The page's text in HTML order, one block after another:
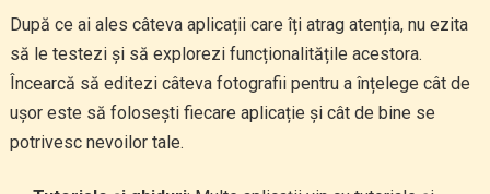
După ce ai ales câteva aplicații care îți atrag atenția, nu ezita
să le testezi și să explorezi funcționalitățile acestora.
Încearcă să editezi câteva fotografii pentru a înțelege cât de
ușor este să folosești fiecare aplicație și cât de bine se
potrivesc nevoilor tale.